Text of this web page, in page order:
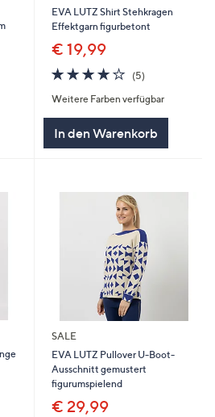
EVA LUTZ Shirt Stehkragen
Effektgarn figurbetont
€ 19,99
4.2
von
5
(5)
Weitere Farben verfügbar
In den Warenkorb
SALE
EVA LUTZ Pullover U-Boot-
Ausschnitt gemustert
figurumspielend
€ 29,99